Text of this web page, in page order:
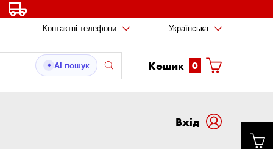
Контактні телефони Українська
✦ AI пошук Кошик 0
Вxід